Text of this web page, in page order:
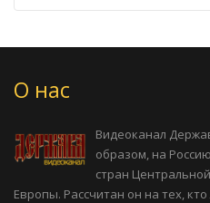
О нас
Видеоканал
образом, на
стран
Европы. Рассчитан он на тех,